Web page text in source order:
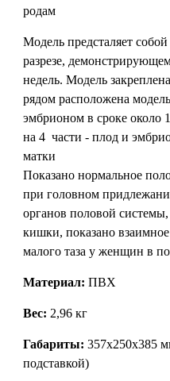
родам
Модель предсталяет
разрезе,
недель. Модель
рядом расположена
эмбрионом в сроке около
на 4 части - плод и
матки
Показано нормальное
при головном
органов половой
кишки, показано
малого таза у женщин в
Материал:ПВХ
Вес: 2,96 кг
Габариты: 357х250х385
подставкой)